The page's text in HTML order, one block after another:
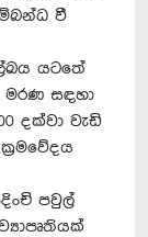
වී
යටතේ
මරණ සඳහා
දක්වා වැඩි
පවුල්